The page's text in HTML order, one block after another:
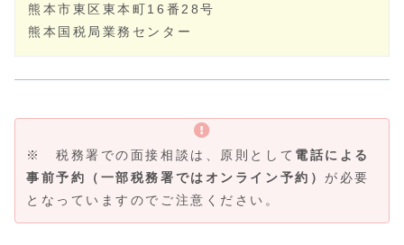
熊本市東区東本町16番28号
熊本国税局業務センター
※ 税務署での面接相談は、原則として 電話による
事前予約（一部税務署ではオンライン予約） が必要
となっていますのでご注意ください。